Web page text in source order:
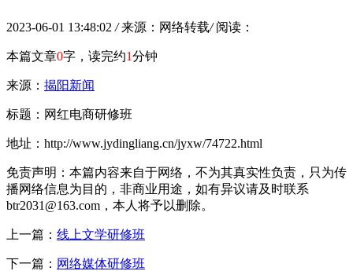
2023-06-01 13:48:02 / 来源：网络转载/ 阅读：
本篇文章0字，读完约1分钟
来源： 揭阳新闻
标题：网红电商研修班
地址：http://www.jydingliang.cn/jyxw/74722.html
免责声明：本篇内容来自于网络，不为其真实性负责，只为传
播网络信息为目的，非商业用途，如有异议请及时联系
btr2031@163.com，本人将予以删除。
上一篇： 线上文学研修班
下一篇： 网络媒体研修班